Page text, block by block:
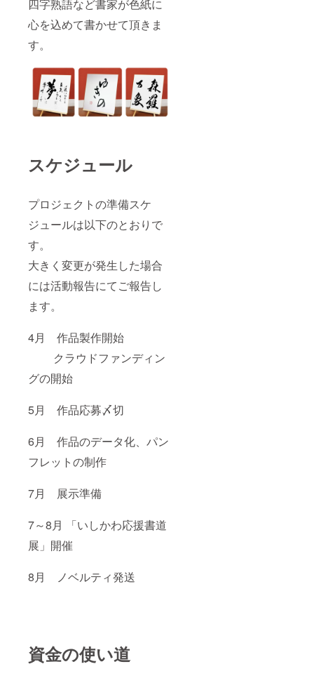
四字熟語など書家が色紙に
心を込めて書かせて頂きま
す。
スケジュール
プロジェクトの準備スケ
ジュールは以下のとおりで
す。
大きく変更が発生した場合
には活動報告にてご報告し
ます。
4月 作品製作開始
クラウドファンディン
グの開始
5月 作品応募〆切
6月 作品のデータ化、パン
フレットの制作
7月 展示準備
7～8月 「いしかわ応援書道
展」開催
8月 ノベルティ発送
資金の使い道